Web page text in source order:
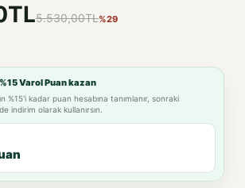
5.530,00TL%29
Varol Puan kazan
%15'i kadar puan hesabına tanımlanır, sonraki
indirim olarak kullanırsın.